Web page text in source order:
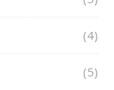
(4)
(5)